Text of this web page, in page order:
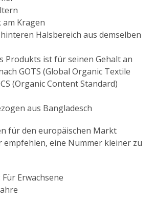
am Kragen
Halsbereich aus demselben
Produkts ist für seinen Gehalt an
GOTS (Global Organic Textile
(Organic Content Standard)
aus Bangladesch
für den europäischen Markt
empfehlen, eine Nummer kleiner zu
Erwachsene